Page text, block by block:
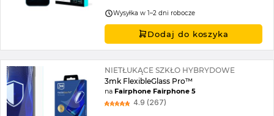
Wysyłka w 1–2 dni robocze
Dodaj do koszyka
NIETŁUKĄCE SZKŁO HYBRYDOWE
3mk FlexibleGlass Pro™
naFairphone Fairphone 5
4.9 (267)